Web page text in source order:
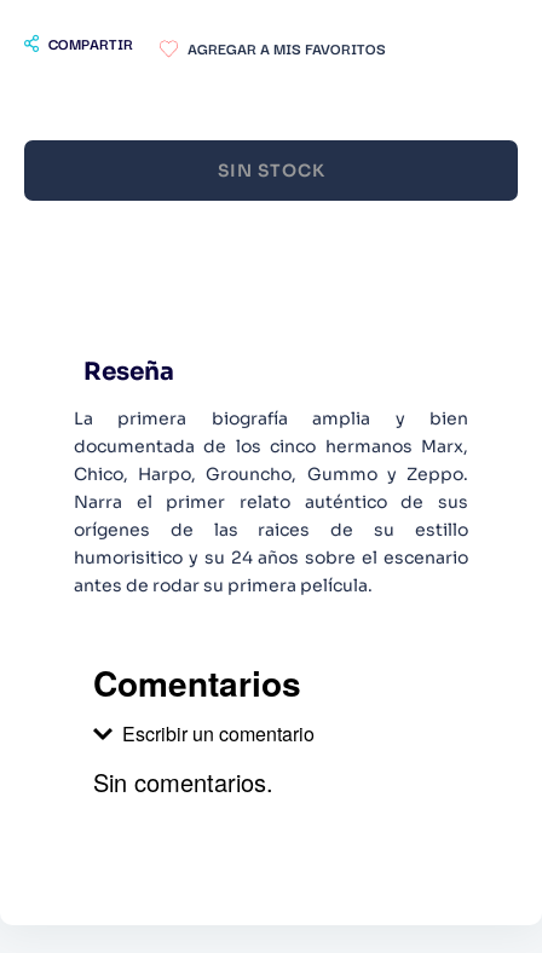
COMPARTIR
SIN STOCK
Reseña
La primera biografía amplia y bien
documentada de los cinco hermanos Marx,
Chico, Harpo, Grouncho, Gummo y Zeppo.
Narra el primer relato auténtico de sus
orígenes de las raices de su estillo
humorisitico y su 24 años sobre el escenario
antes de rodar su primera película.
Comentarios
Escribir un comentario
Sin comentarios.